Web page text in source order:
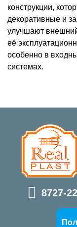
конструкции,
декоративные и
улучшают
её
особенно в
системах.
8727-